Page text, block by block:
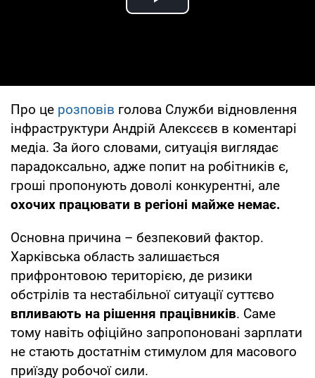
Play Video
Про це розповів голова Служби відновлення
інфраструктури Андрій Алексєєв в коментарі
медіа. За його словами, ситуація виглядає
парадоксально, адже попит на робітників є,
гроші пропонують доволі конкурентні, але
охочих працювати в регіоні майже немає.
Основна причина – безпековий фактор.
Харківська область залишається
прифронтовою територією, де ризики
обстрілів та нестабільної ситуації суттєво
впливають на рішення працівників. Саме
тому навіть офіційно запропоновані зарплати
не стають достатнім стимулом для масового
приїзду робочої сили.